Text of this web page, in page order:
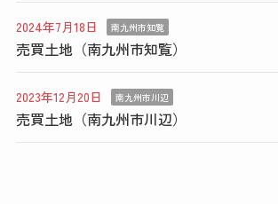
2024年7月18日 南九州市知覧
売買土地（南九州市知覧）
2023年12月20日 南九州市川辺
売買土地（南九州市川辺）